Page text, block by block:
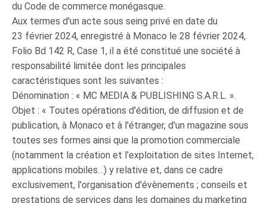
du Code de commerce monégasque.
Aux termes d'un acte sous seing privé en date du
23 février 2024, enregistré à Monaco le 28 février 2024,
Folio Bd 142 R, Case 1, il a été constitué une société à
responsabilité limitée dont les principales
caractéristiques sont les suivantes :
Dénomination : « MC MEDIA & PUBLISHING S.A.R.L. ».
Objet : « Toutes opérations d'édition, de diffusion et de
publication, à Monaco et à l'étranger, d'un magazine sous
toutes ses formes ainsi que la promotion commerciale
(notamment la création et l'exploitation de sites Internet,
applications mobiles…) y relative et, dans ce cadre
exclusivement, l'organisation d'évènements ; conseils et
prestations de services dans les domaines du marketing